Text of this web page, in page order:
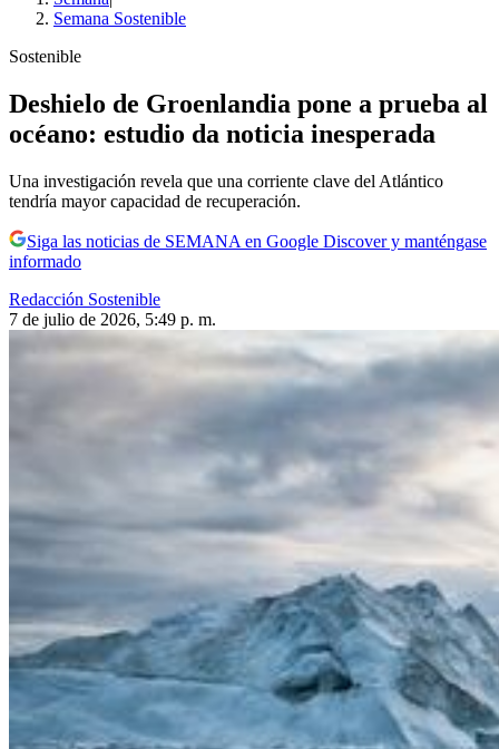
Semana Sostenible
Sostenible
Deshielo de Groenlandia pone a prueba al
océano: estudio da noticia inesperada
Una investigación revela que una corriente clave del Atlántico
tendría mayor capacidad de recuperación.
Siga las noticias de SEMANA en Google Discover y manténgase
informado
Redacción Sostenible
7 de julio de 2026, 5:49 p. m.